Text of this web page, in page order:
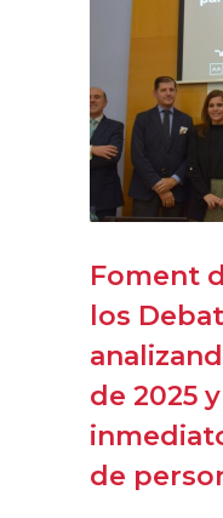
Foment
los
de 2025
de